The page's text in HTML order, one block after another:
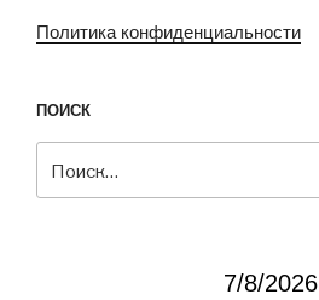
Политика конфиденциальности
ПОИСК
7/8/2026